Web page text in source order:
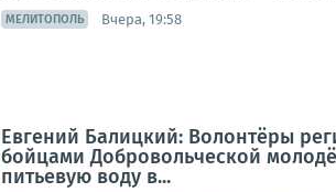
МЕЛИТОПОЛЬ Вчера, 19:58
Евгений Балицкий: Волонтёры
бойцами Добровольческой
питьевую воду в...